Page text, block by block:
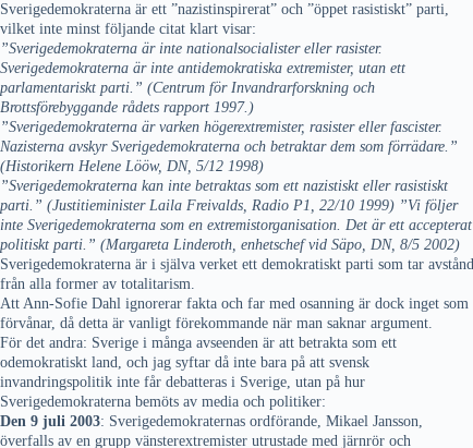
Sverigedemokraterna är ett ”nazistinspirerat” och ”öppet rasistiskt” parti,
vilket inte minst följande citat klart visar:
”Sverigedemokraterna är inte nationalsocialister eller rasister.
Sverigedemokraterna är inte antidemokratiska extremister, utan ett
parlamentariskt parti.” (Centrum för Invandrarforskning och
Brottsförebyggande rådets rapport 1997.)
”Sverigedemokraterna är varken högerextremister, rasister eller fascister.
Nazisterna avskyr Sverigedemokraterna och betraktar dem som förrädare.”
(Historikern Helene Lööw, DN, 5/12 1998)
”Sverigedemokraterna kan inte betraktas som ett nazistiskt eller rasistiskt
parti.” (Justitieminister Laila Freivalds, Radio P1, 22/10 1999) ”Vi följer
inte Sverigedemokraterna som en extremistorganisation. Det är ett accepterat
politiskt parti.” (Margareta Linderoth, enhetschef vid Säpo, DN, 8/5 2002)
Sverigedemokraterna är i själva verket ett demokratiskt parti som tar avstånd
från alla former av totalitarism.
Att Ann-Sofie Dahl ignorerar fakta och far med osanning är dock inget som
förvånar, då detta är vanligt förekommande när man saknar argument.
För det andra: Sverige i många avseenden är att betrakta som ett
odemokratiskt land, och jag syftar då inte bara på att svensk
invandringspolitik inte får debatteras i Sverige, utan på hur
Sverigedemokraterna bemöts av media och politiker:
Den 9 juli 2003: Sverigedemokraternas ordförande, Mikael Jansson,
överfalls av en grupp vänsterextremister utrustade med järnrör och